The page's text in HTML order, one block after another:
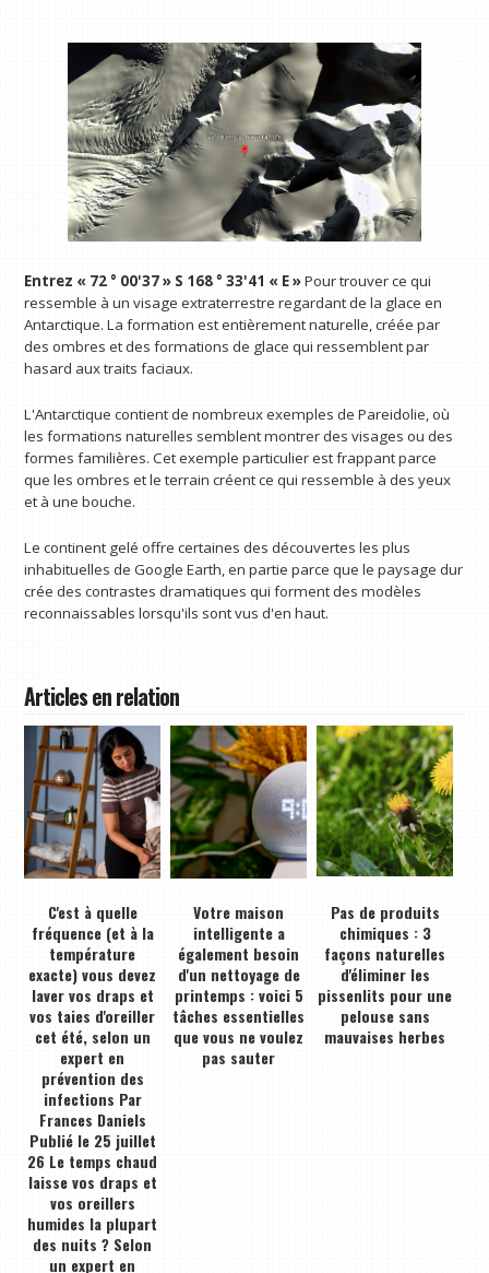
Entrez « 72 ° 00'37 » S 168 ° 33'41 « E »Pour trouver ce qui
ressemble à un visage extraterrestre regardant de la glace en
Antarctique. La formation est entièrement naturelle, créée par
des ombres et des formations de glace qui ressemblent par
hasard aux traits faciaux.
L'Antarctique contient de nombreux exemples de Pareidolie, où
les formations naturelles semblent montrer des visages ou des
formes familières. Cet exemple particulier est frappant parce
que les ombres et le terrain créent ce qui ressemble à des yeux
et à une bouche.
Le continent gelé offre certaines des découvertes les plus
inhabituelles de Google Earth, en partie parce que le paysage dur
crée des contrastes dramatiques qui forment des modèles
reconnaissables lorsqu'ils sont vus d'en haut.
Articles en relation
C'est à quelle
fréquence (et à la
température
exacte) vous devez
laver vos draps et
vos taies d'oreiller
cet été, selon un
expert en
prévention des
infections Par
Frances Daniels
Publié le 25 juillet
26 Le temps chaud
laisse vos draps et
vos oreillers
humides la plupart
des nuits ? Selon
un expert en
Votre maison
intelligente a
également besoin
d'un nettoyage de
printemps : voici 5
tâches essentielles
que vous ne voulez
pas sauter
Pas de produits
chimiques : 3
façons naturelles
d'éliminer les
pissenlits pour une
pelouse sans
mauvaises herbes